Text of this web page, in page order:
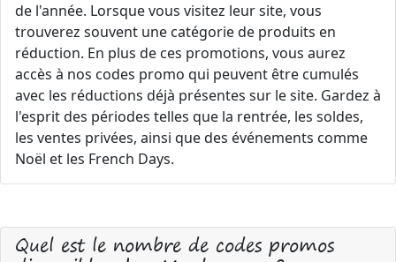
de l'année. Lorsque vous visitez leur site, vous
trouverez souvent une catégorie de produits en
réduction. En plus de ces promotions, vous aurez
accès à nos codes promo qui peuvent être cumulés
avec les réductions déjà présentes sur le site. Gardez à
l'esprit des périodes telles que la rentrée, les soldes,
les ventes privées, ainsi que des événements comme
Noël et les French Days.
Quel est le nombre de codes promos